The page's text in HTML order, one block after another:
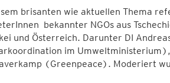
brisanten wie aktuellen Thema
bekannter NGOs aus
und Österreich. Darunter DI
im
(Greenpeace). Moderiert